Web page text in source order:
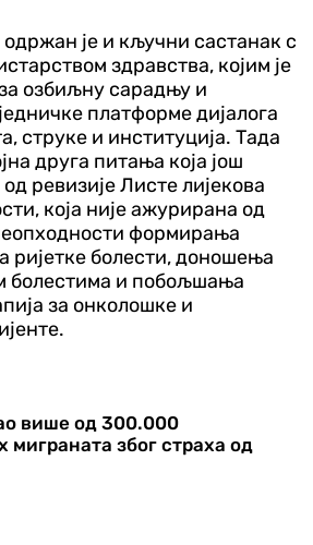
је и кључни састанак с
здравства, којим је
озбиљну сарадњу и
платформе дијалога
струке и институција. Тада
друга питања која још
ревизије Листе лијекова
која није ажурирана од
формирања
ријетке болести, доношења
болестима и побољшања
за онколошке и
више од 300.000
миграната због страха од